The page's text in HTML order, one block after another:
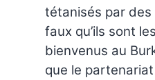
tétanisés par
faux qu’ils sont les
bienvenus au
que le